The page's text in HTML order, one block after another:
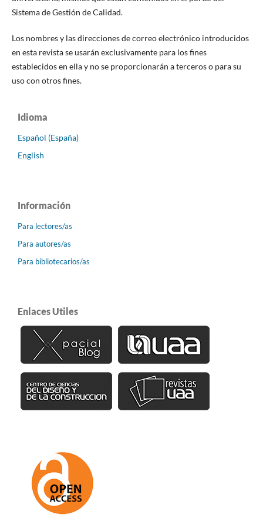
Sistema de Gestión de Calidad.
Los nombres y las direcciones de correo electrónico introducidos
en esta revista se usarán exclusivamente para los fines
establecidos en ella y no se proporcionarán a terceros o para su
uso con otros fines.
Idioma
Español (España)
English
Información
Para lectores/as
Para autores/as
Para bibliotecarios/as
Enlaces Utiles